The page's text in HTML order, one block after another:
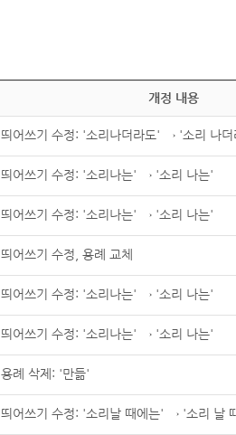
개정 내용
띄어쓰기 수정: '소리나더라도' → '소리 나더
띄어쓰기 수정: '소리나는' → '소리 나는'
띄어쓰기 수정: '소리나는' → '소리 나는'
띄어쓰기 수정, 용례 교체
띄어쓰기 수정: '소리나는' → '소리 나는'
띄어쓰기 수정: '소리나는' → '소리 나는'
용례 삭제: '만듦'
띄어쓰기 수정: '소리날 때에는' → '소리 날